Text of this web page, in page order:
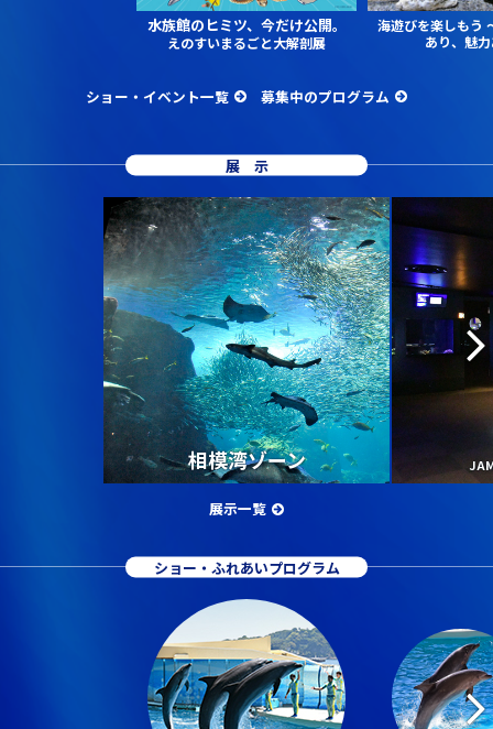
水族館のヒミツ、今だけ公開。
えのすいまるごと大解剖展
海遊びを楽しもう
あり、魅
ショー・イベント一覧 募集中のプログラム
展示
相模湾ゾーン
展示一覧
ショー・ふれあいプログラム